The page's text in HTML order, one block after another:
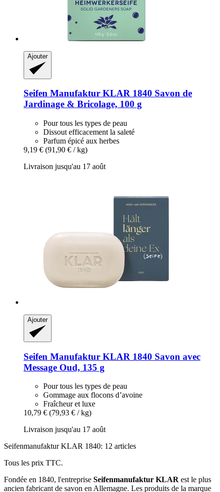
Ajouter
Seifen Manufaktur KLAR 1840 Savon de
Jardinage & Bricolage, 100 g
Pour tous les types de peau
Dissout efficacement la saleté
Parfum épicé aux herbes
9,19 € (91,90 € / kg)
Livraison jusqu'au 17 août
Ajouter
Seifen Manufaktur KLAR 1840 Savon avec
Message Oud, 135 g
Pour tous les types de peau
Gommage aux flocons d’avoine
Fraîcheur et luxe
10,79 € (79,93 € / kg)
Livraison jusqu'au 17 août
Seifenmanufaktur KLAR 1840: 12 articles
Tous les prix TTC.
Fondée en 1840, l'entreprise Seifenmanufaktur KLAR est le plus
ancien fabricant de savon en Allemagne. Les produits de la marque